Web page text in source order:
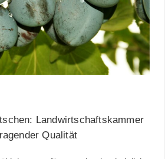
Landwirtschaftskammer
Qualität